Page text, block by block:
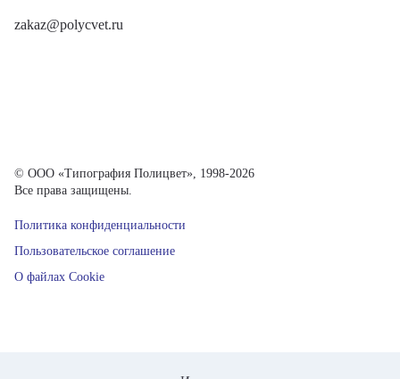
zakaz@polycvet.ru
© ООО «Типография Полицвет», 1998-2026
Все права защищены.
Политика конфиденциальности
Пользовательское соглашение
О файлах Cookie